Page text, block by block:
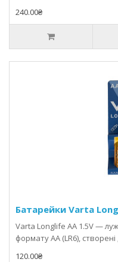
240.00₴
Батарейки Varta
Varta Longlife AA 1.5V —
формату AA (LR6), створені
120.00₴